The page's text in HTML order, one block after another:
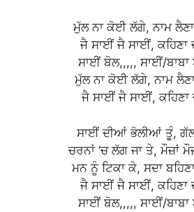
ਮੁੱਲ ਨਾ ਕੋਈ ਲੱਗੇ, ਨਾਮ ਲੈਣਾ
ਜੈ ਸਾਈਂ ਜੈ ਸਾਈਂ, ਕਹਿਣਾ
ਸਾਈਂ ਬੋਲ,,,,, ਸਾਈਂ/ਬਾਬਾ
ਮੁੱਲ ਨਾ ਕੋਈ ਲੱਗੇ, ਨਾਮ ਲੈਣਾ
ਜੈ ਸਾਈਂ ਜੈ ਸਾਈਂ, ਕਹਿਣਾ
ਸਾਈਂ ਦੀਆਂ ਭੋਲੀਆਂ ਤੂੰ,
ਚਰਨਾਂ ‘ਚ ਲੱਗ ਜਾ ਤੇ, ਮੌਜ਼ਾਂ
ਮਨ ਨੂੰ ਟਿਕਾ ਕੇ, ਸਦਾ
ਜੈ ਸਾਈਂ ਜੈ ਸਾਈਂ, ਕਹਿਣਾ
ਸਾਈਂ ਬੋਲ,,,,, ਸਾਈਂ/ਬਾਬਾ